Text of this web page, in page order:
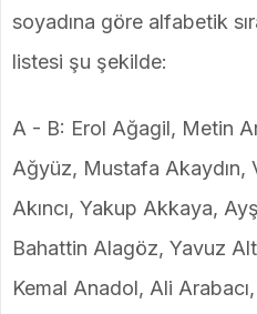
soyadına göre alfabetik
listesi şu şekilde:
A - B: Erol Ağagil, Metin
Ağyüz, Mustafa Akaydın,
Akıncı, Yakup Akkaya,
Bahattin Alagöz, Yavuz
Kemal Anadol, Ali